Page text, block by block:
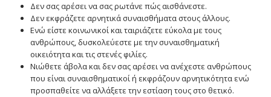
Δεν σας αρέσει να σας ρωτάνε πώς αισθάνεστε.
Δεν εκφράζετε αρνητικά συναισθήματα στους άλλους.
Ενώ είστε κοινωνικοί και ταιριάζετε εύκολα με τους
ανθρώπους, δυσκολεύεστε με την συναισθηματική
οικειότητα και τις στενές φιλίες.
Νιώθετε άβολα και δεν σας αρέσει να ανέχεστε ανθρώπους
που είναι συναισθηματικοί ή εκφράζουν αρνητικότητα ενώ
προσπαθείτε να αλλάξετε την εστίαση τους στο θετικό.